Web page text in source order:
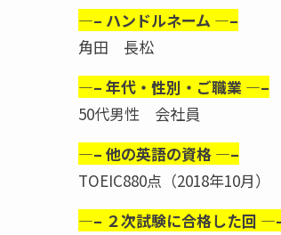
—– ハンドルネーム —–
角田 長松
—– 年代・性別・ご職業 —–
50代男性 会社員
—– 他の英語の資格 —–
TOEIC880点（2018年10月）
—– ２次試験に合格した回